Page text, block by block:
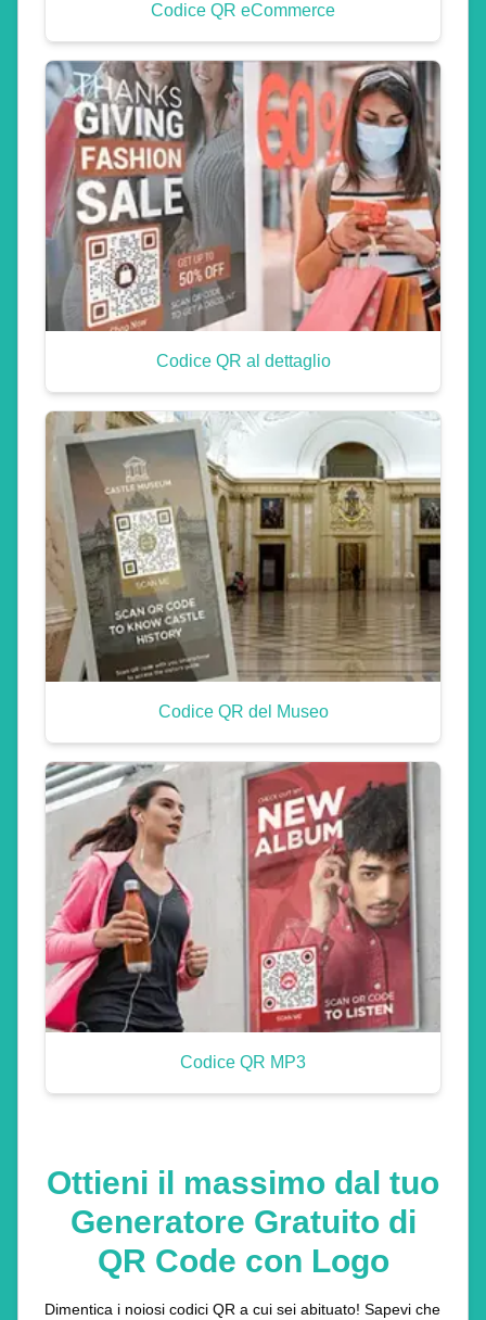
Codice QR eCommerce
Codice QR al dettaglio
Codice QR del Museo
Codice QR MP3
Ottieni il massimo dal tuo
Generatore Gratuito di
QR Code con Logo
Dimentica i noiosi codici QR a cui sei abituato! Sapevi che